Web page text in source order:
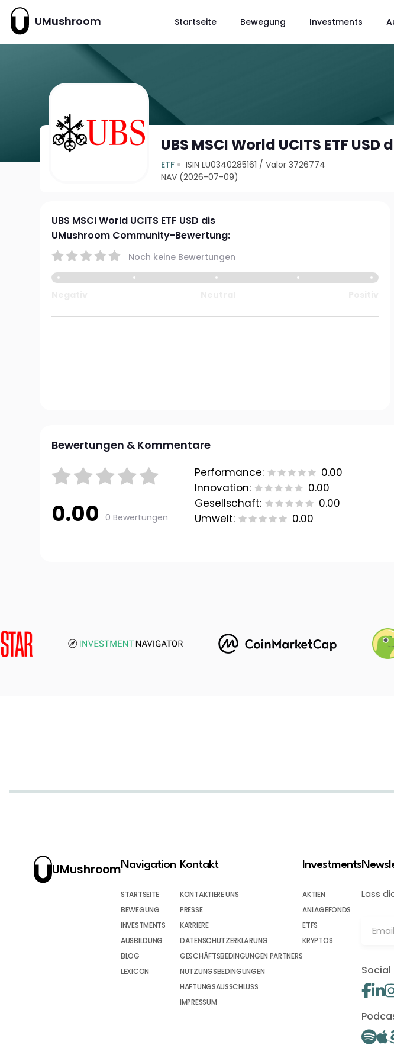
UMushroom Startseite Bewegung Investments
UBS MSCI World UCITS ETF USD
ETF ISIN LU0340285161 /Valor 3726774
NAV (2026-07-09)
UBS MSCI World UCITS ETF USD dis
UMushroom Community-Bewertung:
Noch keine Bewertungen
Bewertungen & Kommentare
0.00 0 Bewertungen
Performance:
0.00
Innovation:
0.00
Gesellschaft:
0.00
Umwelt:
0.00
UMushroomNavigation
STARTSEITE
BEWEGUNG
INVESTMENTS
AUSBILDUNG
BLOG
LEXICON
Kontakt
KONTAKTIERE UNS
PRESSE
KARRIERE
DATENSCHUTZERKLÄRUNG
GESCHÄFTSBEDINGUNGEN PARTNERS
NUTZUNGSBEDINGUNGEN
HAFTUNGSAUSSCHLUSS
IMPRESSUM
Investments
AKTIEN
ANLAGEFONDS
ETFS
KRYPTOS
Lass
Social